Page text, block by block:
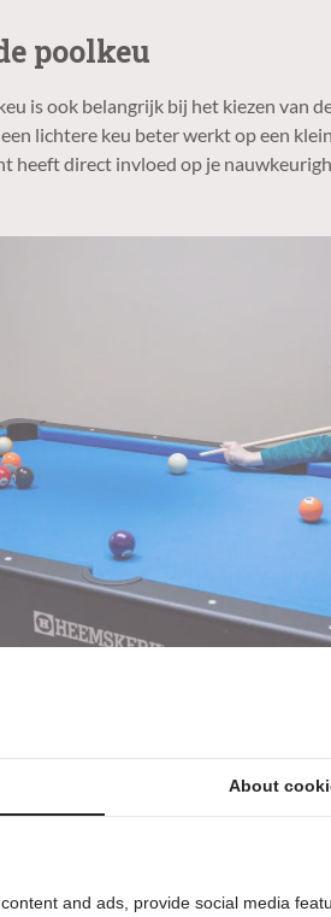
poolkeu
is ook belangrijk bij het kiezen van
lichtere keu beter werkt op een
heeft direct invloed op je
About
and ads, provide social media